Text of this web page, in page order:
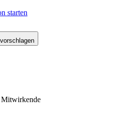
starten
Mitwirkende